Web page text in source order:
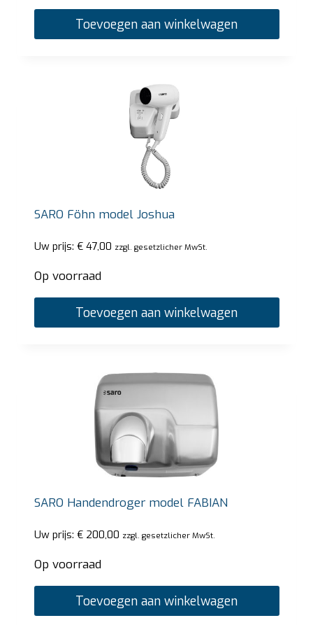
Toevoegen aan winkelwagen
SARO Föhn model Joshua
Uw prijs: €47,00 zzgl. gesetzlicher MwSt.
Op voorraad
Toevoegen aan winkelwagen
SARO Handendroger model FABIAN
Uw prijs: €200,00 zzgl. gesetzlicher MwSt.
Op voorraad
Toevoegen aan winkelwagen